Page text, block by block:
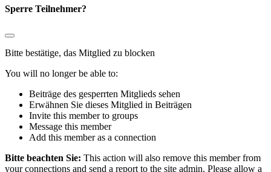
Sperre Teilnehmer?
Bitte bestätige, das Mitglied zu blocken
You will no longer be able to:
Beiträge des gesperrten Mitglieds sehen
Erwähnen Sie dieses Mitglied in Beiträgen
Invite this member to groups
Message this member
Add this member as a connection
Bitte beachten Sie: This action will also remove this member from
your connections and send a report to the site admin. Please allow a